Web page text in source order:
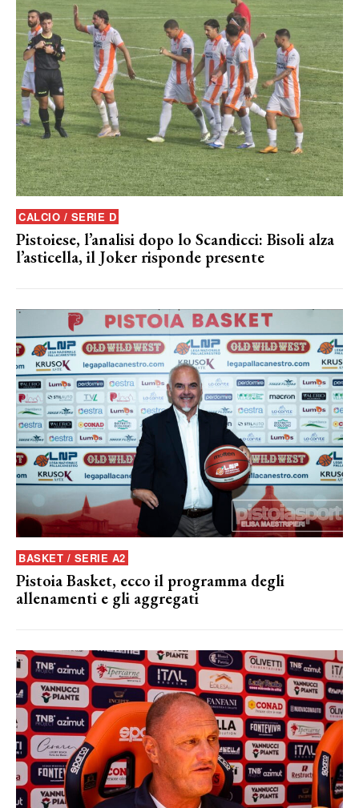
CALCIO / SERIE D
Pistoiese, l’analisi dopo lo Scandicci: Bisoli alza
l’asticella, il Joker risponde presente
BASKET / SERIE A2
Pistoia Basket, ecco il programma degli
allenamenti e gli aggregati